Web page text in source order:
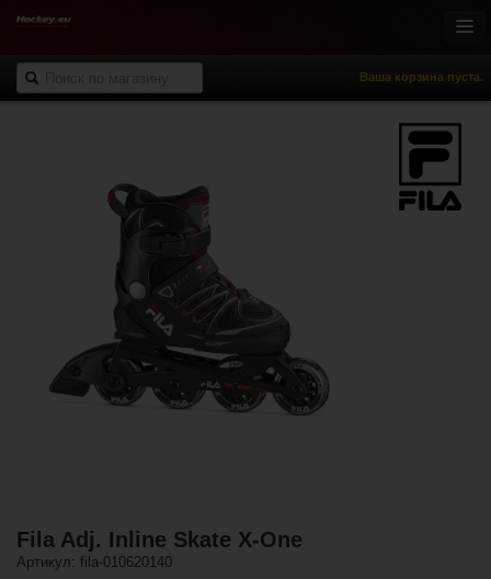
Ваша корзина пуста.
Роллер-хоккей
Спортивная одежда
Спорт и отдых
НХЛ Фан-зона
% Распродажа
Fila Adj. Inline Skate X-One
Артикул: fila-010620140